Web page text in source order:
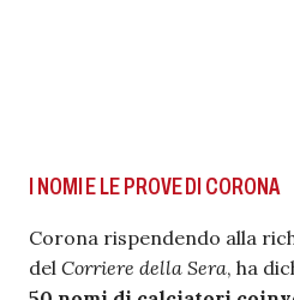
I NOMI E LE PROVE DI CORONA
Corona rispendendo alla
del Corriere della Sera, ha